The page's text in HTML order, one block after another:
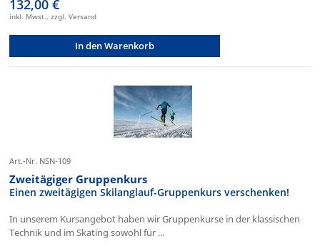
132,00 €
inkl. Mwst., zzgl. Versand
In den Warenkorb
Art.-Nr. NSN-109
Zweitägiger Gruppenkurs
Einen zweitägigen Skilanglauf-Gruppenkurs verschenken!
In unserem Kursangebot haben wir Gruppenkurse in der klassischen
Technik und im Skating sowohl für ...